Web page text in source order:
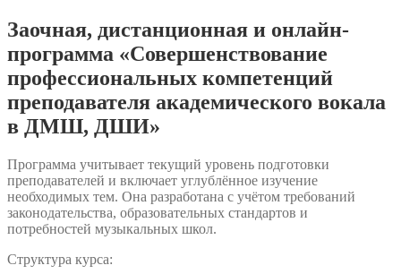
Заочная, дистанционная и онлайн-
программа «Совершенствование
профессиональных компетенций
преподавателя академического вокала
в ДМШ, ДШИ»
Программа учитывает текущий уровень подготовки
преподавателей и включает углублённое изучение
необходимых тем. Она разработана с учётом требований
законодательства, образовательных стандартов и
потребностей музыкальных школ.
Структура курса: